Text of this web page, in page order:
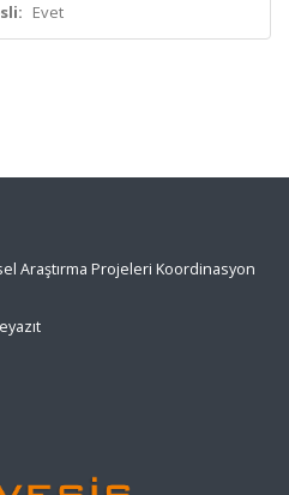
Evet
Araştırma Projeleri Koordinasyon